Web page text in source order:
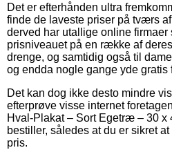
Det er efterhånden ultra
finde de laveste priser på tværs
derved har utallige online firmaer
prisniveauet på en række af
drenge, og samtidig også til
og endda nogle gange yde gratis
Det kan dog ikke desto mindre
efterprøve visse internet
Hval-Plakat – Sort Egetræ – 30 x
bestiller, således at du er sikret
pris.